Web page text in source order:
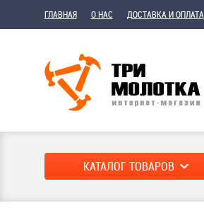
ГЛАВНАЯ О НАС ДОСТАВКА И ОПЛАТА
КАТАЛОГ ТОВАРОВ